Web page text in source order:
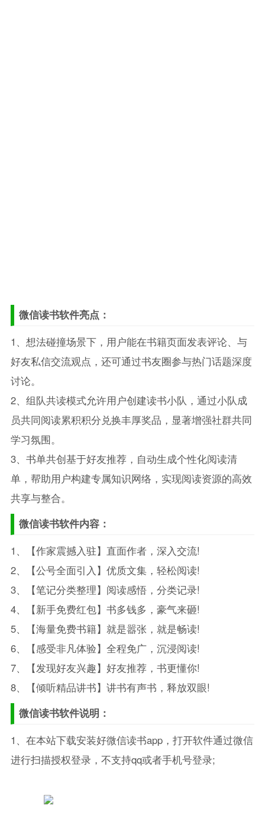
微信读书软件亮点：
1、想法碰撞场景下，用户能在书籍页面发表评论、与
好友私信交流观点，还可通过书友圈参与热门话题深度
讨论。
2、组队共读模式允许用户创建读书小队，通过小队成
员共同阅读累积积分兑换丰厚奖品，显著增强社群共同
学习氛围。
3、书单共创基于好友推荐，自动生成个性化阅读清
单，帮助用户构建专属知识网络，实现阅读资源的高效
共享与整合。
微信读书软件内容：
1、【作家震撼入驻】直面作者，深入交流!
2、【公号全面引入】优质文集，轻松阅读!
3、【笔记分类整理】阅读感悟，分类记录!
4、【新手免费红包】书多钱多，豪气来砸!
5、【海量免费书籍】就是嚣张，就是畅读!
6、【感受非凡体验】全程免广，沉浸阅读!
7、【发现好友兴趣】好友推荐，书更懂你!
8、【倾听精品讲书】讲书有声书，释放双眼!
微信读书软件说明：
1、在本站下载安装好微信读书app，打开软件通过微信
进行扫描授权登录，不支持qq或者手机号登录;